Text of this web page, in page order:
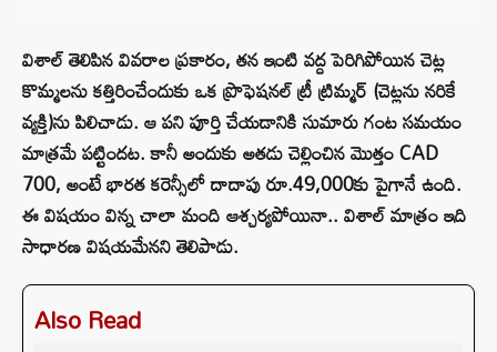
విశాల్ తెలిపిన వివరాల ప్రకారం, తన ఇంటి వద్ద పెరిగిపోయిన చెట్ల
కొమ్మలను కత్తిరించేందుకు ఒక ప్రొఫెషనల్ ట్రీ ట్రిమ్మర్‌ (చెట్లను నరికే
వ్యక్తి)ను పిలిచాడు. ఆ పని పూర్తి చేయడానికి సుమారు గంట సమయం
మాత్రమే పట్టిందట. కానీ అందుకు అతడు చెల్లించిన మొత్తం CAD
700, అంటే భారత కరెన్సీలో దాదాపు రూ.49,000కు పైగానే ఉంది.
ఈ విషయం విన్న చాలా మంది ఆశ్చర్యపోయినా.. విశాల్ మాత్రం ఇది
సాధారణ విషయమేనని తెలిపాడు.
Also Read